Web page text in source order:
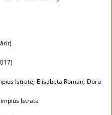
Istrate; Elisabeta Roman; Doru
Istrate